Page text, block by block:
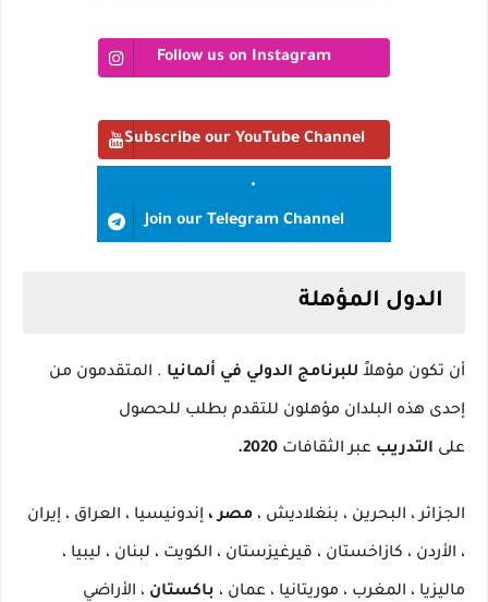
Follow us on Instagram
Subscribe our YouTube Channel
Join our Telegram Channel
الدول المؤهلة
أن تكون مؤهلاً للبرنامج الدولي في ألمانيا . المتقدمون من
إحدى هذه البلدان مؤهلون للتقدم بطلب للحصول
على التدريب عبر الثقافات 2020.
الجزائر ، البحرين ، بنغلاديش ، مصر ، إندونيسيا ، العراق ، إيران
، الأردن ، كازاخستان ، قيرغيزستان ، الكويت ، لبنان ، ليبيا ،
ماليزيا ، المغرب ، موريتانيا ، عمان ، باكستان ، الأراضي